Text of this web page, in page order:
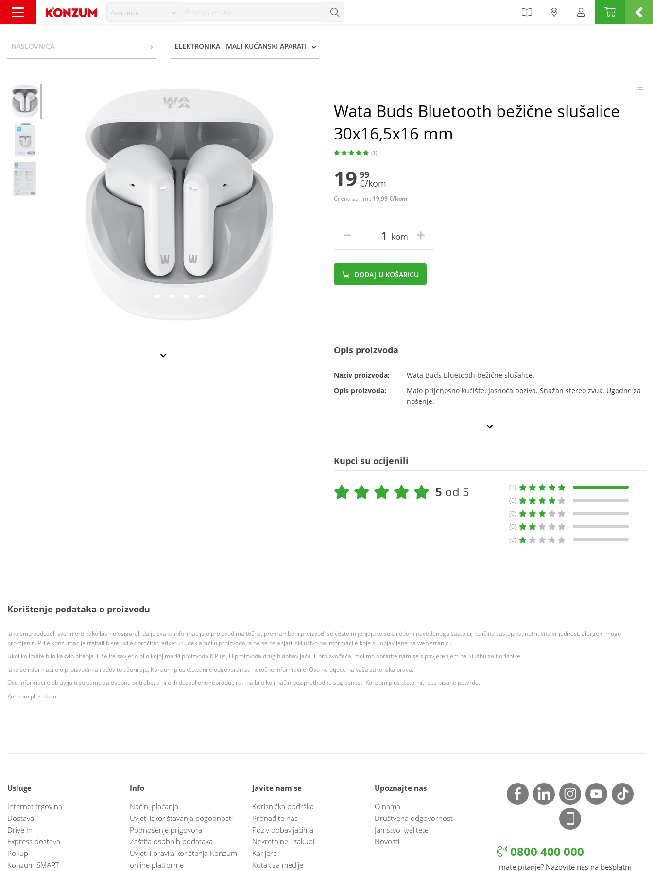
Asortiman
NASLOVNICA ELEKTRONIKA I MALI KUĆANSKI APARATI
Wata Buds Bluetooth bežične slušalice
30x16,5x16 mm
(1)
19 99
€/kom
Cijena za j.m.: 19,99 €/kom
kom
DODAJ U KOŠARICU
Opis proizvoda
Naziv proizvoda:
Wata Buds Bluetooth bežične slušalice.
Opis proizvoda:
Malo prijenosno kućište. Jasnoća poziva. Snažan stereo zvuk. Ugodne za
nošenje.
Kupci su ocijenili
5 od 5
(1)
(0)
(0)
(0)
(0)
Korištenje podataka o proizvodu
Iako smo poduzeli sve mjere kako bismo osigurali da je svaka informacija o proizvodima točna, prehrambeni proizvodi se često mijenjaju te se slijedom navedenoga sastojci, količina sastojaka, nutritivna vrijednost, alergeni mogu
promjeniti. Prije konzumacije trebali biste uvijek pročitati etiketu tj. deklaraciju proizvoda, a ne se oslanjati isključivo na informacije koje su objavljene na web stranici.
Ukoliko imate bilo kakvih pitanja ili želite savjet o bilo kojoj marki proizvoda K Plus, ili proizvoda drugih dobavljača ili proizvođača, molimo obratite nam se s povjerenjem na Službu za Korisnike.
Iako se informacije o proizvodima redovito ažuriraju, Konzum plus d.o.o. nije odgovoran za netočne informacije. Ovo ne utječe na vaša zakonska prava.
Ove informacije objavljuju se samo za osobne potrebe, a nije ih dozvoljeno reproducirati na bilo koji način bez prethodne suglasnosti Konzum plus d.o.o. niti bez pisane potvrde.
Konzum plus d.o.o.
Usluge
Internet trgovina
Dostava
Drive In
Express dostava
Pokupi
Konzum SMART
Info
Načini plaćanja
Uvjeti iskorištavanja pogodnosti
Podnošenje prigovora
Zaštita osobnih podataka
Uvjeti i pravila korištenja Konzum
online platforme
Javite nam se
Korisnička podrška
Pronađite nas
Poziv dobavljačima
Nekretnine i zakupi
Karijere
Kutak za medije
Upoznajte nas
O nama
Društvena odgovornost
Jamstvo kvalitete
Novosti
0800 400 000
Imate pitanje? Nazovite nas na besplatni